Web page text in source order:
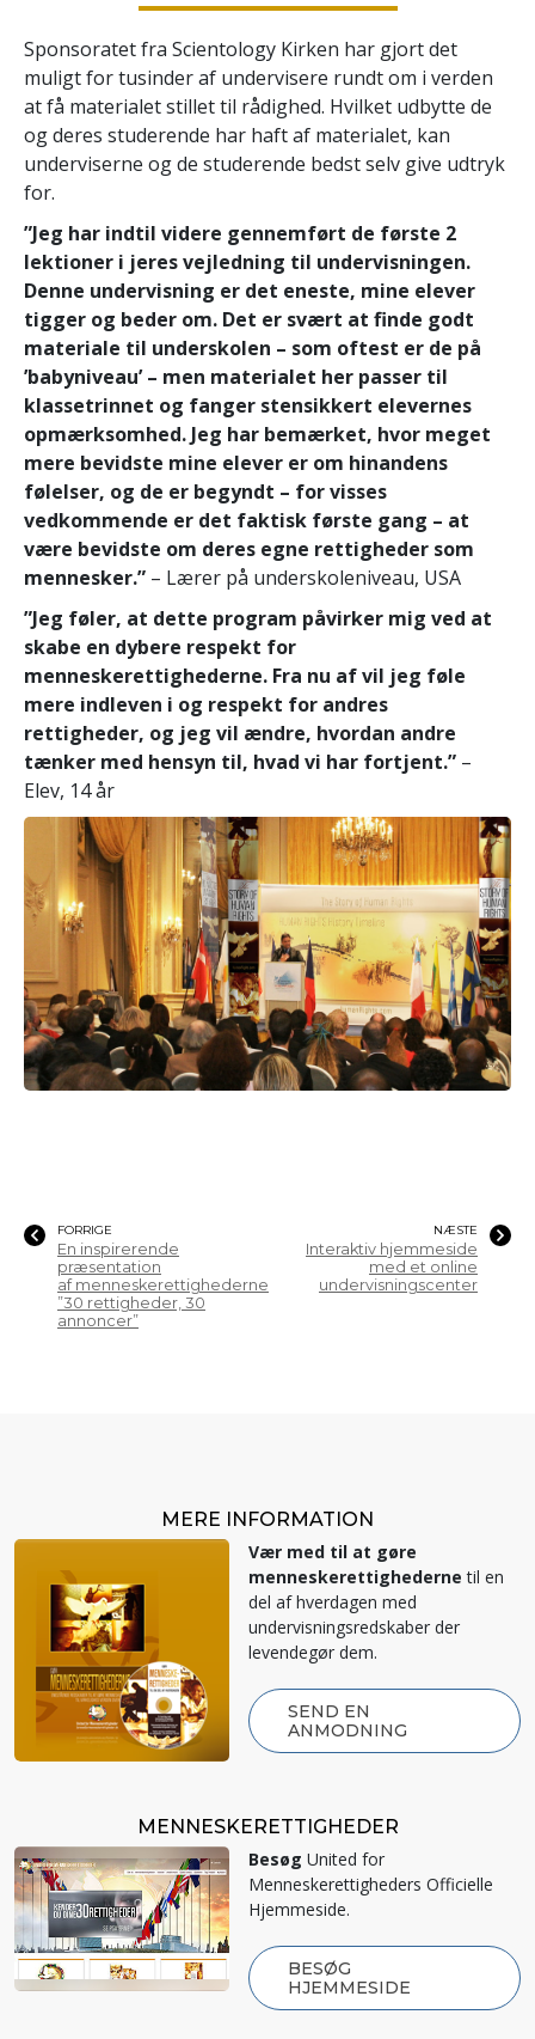
Sponsoratet fra Scientology Kirken har gjort det
muligt for tusinder af undervisere rundt om i verden
at få materialet stillet til rådighed. Hvilket udbytte de
og deres studerende har haft af materialet, kan
underviserne og de studerende bedst selv give udtryk
for.
”Jeg har indtil videre gennemført de første 2
lektioner i jeres vejledning til undervisningen.
Denne undervisning er det eneste, mine elever
tigger og beder om. Det er svært at finde godt
materiale til underskolen – som oftest er de på
’babyniveau’ – men materialet her passer til
klassetrinnet og fanger stensikkert elevernes
opmærksomhed. Jeg har bemærket, hvor meget
mere bevidste mine elever er om hinandens
følelser, og de er begyndt – for visses
vedkommende er det faktisk første gang – at
være bevidste om deres egne rettigheder som
mennesker.” – Lærer på underskoleniveau, USA
”Jeg føler, at dette program påvirker mig ved at
skabe en dybere respekt for
menneskerettighederne. Fra nu af vil jeg føle
mere indleven i og respekt for andres
rettigheder, og jeg vil ændre, hvordan andre
tænker med hensyn til, hvad vi har fortjent.” –
Elev, 14 år
FORRIGE
En inspirerende
præsentation
af menneskerettighederne
”30 rettigheder, 30
annoncer”
NÆSTE
Interaktiv hjemmeside
med et online
undervisningscenter
MERE INFORMATION
Vær med til at gøre
menneskerettighederne til en
del af hverdagen med
undervisningsredskaber der
levendegør dem.
SEND EN
ANMODNING
MENNESKE­RETTIGHEDER
Besøg United for
Menneskerettigheders Officielle
Hjemmeside.
BESØG
HJEMMESIDE